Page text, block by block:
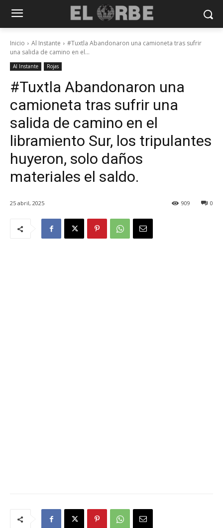
Inicio Al Instante
#Tuxtla Abandonaron una camioneta tras sufrir
una salida de camino en el...
Al Instante Rojas
#Tuxtla Abandonaron una
camioneta tras sufrir una
salida de camino en el
libramiento Sur, los tripulantes
huyeron, solo daños
materiales el saldo.
25 abril, 2025 0
909